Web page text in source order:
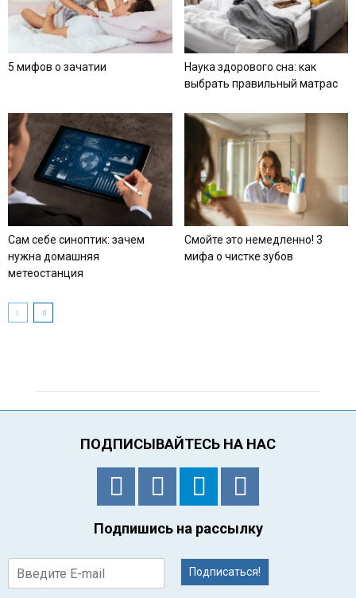
5 мифов о зачатии
Наука здорового сна: как
выбрать правильный матрас
Сам себе синоптик: зачем
нужна домашняя
метеостанция
Смойте это немедленно! 3
мифа о чистке зубов
ПОДПИСЫВАЙТЕСЬ НА НАС
Подпишись на рассылку
Подписаться!